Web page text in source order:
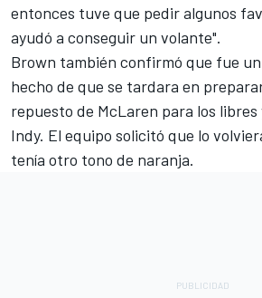
entonces tuve que pedir algunos
ayudó a conseguir un volante".
Brown también confirmó que fue
hecho de que se tardara en
repuesto de McLaren para los
Indy. El equipo solicitó que lo
tenía otro tono de naranja.